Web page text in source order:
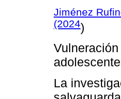
Jiménez
(2024)
La